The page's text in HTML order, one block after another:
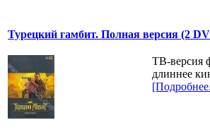
Турецкий гамбит. Полная версия (2
ТВ-версия
длиннее